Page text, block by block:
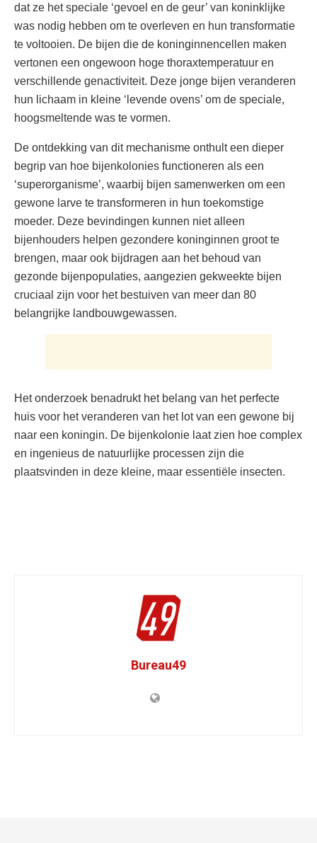
dat ze het speciale ‘gevoel en de geur’ van koninklijke
was nodig hebben om te overleven en hun transformatie
te voltooien. De bijen die de koninginnencellen maken
vertonen een ongewoon hoge thoraxtemperatuur en
verschillende genactiviteit. Deze jonge bijen veranderen
hun lichaam in kleine ‘levende ovens’ om de speciale,
hoogsmeltende was te vormen.
De ontdekking van dit mechanisme onthult een dieper
begrip van hoe bijenkolonies functioneren als een
‘superorganisme’, waarbij bijen samenwerken om een
gewone larve te transformeren in hun toekomstige
moeder. Deze bevindingen kunnen niet alleen
bijenhouders helpen gezondere koninginnen groot te
brengen, maar ook bijdragen aan het behoud van
gezonde bijenpopulaties, aangezien gekweekte bijen
cruciaal zijn voor het bestuiven van meer dan 80
belangrijke landbouwgewassen.
Het onderzoek benadrukt het belang van het perfecte
huis voor het veranderen van het lot van een gewone bij
naar een koningin. De bijenkolonie laat zien hoe complex
en ingenieus de natuurlijke processen zijn die
plaatsvinden in deze kleine, maar essentiële insecten.
Bureau49